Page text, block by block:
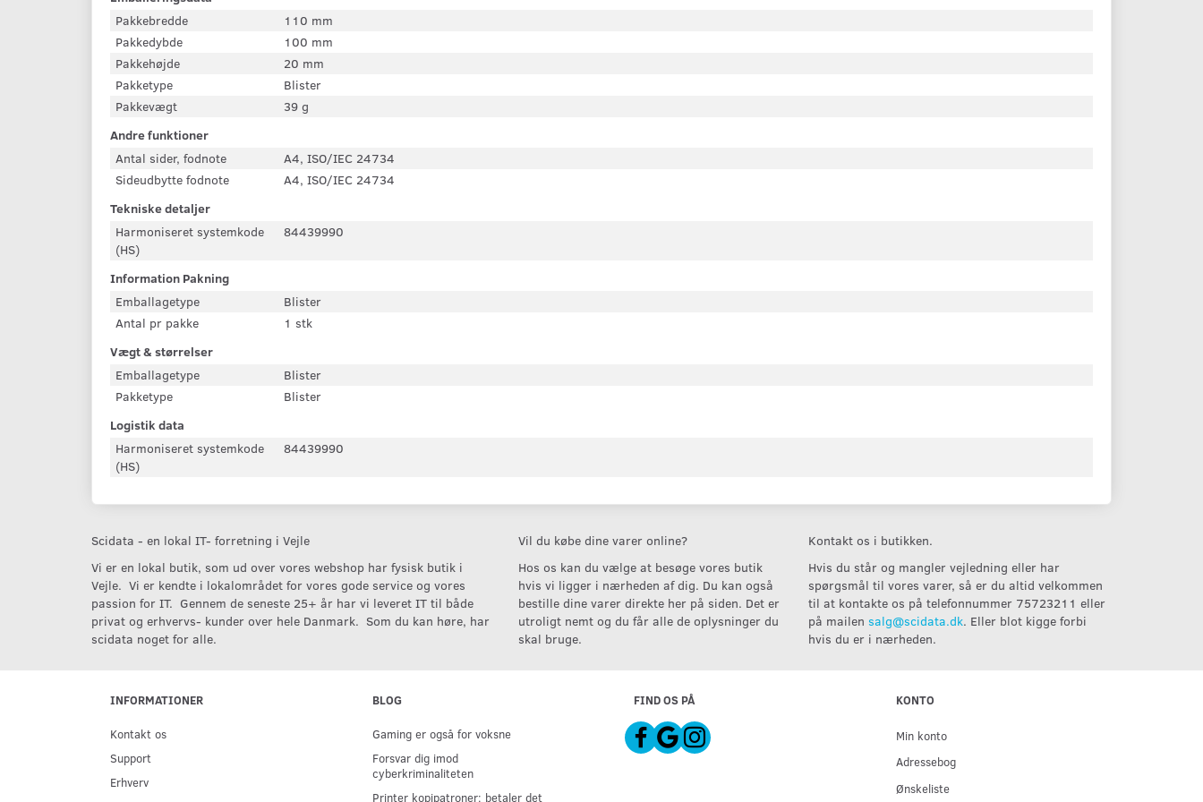
Pakkebredde
110 mm
Pakkedybde
100 mm
Pakkehøjde
20 mm
Pakketype
Blister
Pakkevægt
39 g
Andre funktioner
Antal sider, fodnote
A4, ISO/IEC 24734
Sideudbytte fodnote
A4, ISO/IEC 24734
Tekniske detaljer
Harmoniseret systemkode
(HS)
84439990
Information Pakning
Emballagetype
Blister
Antal pr pakke
1 stk
Vægt & størrelser
Emballagetype
Blister
Pakketype
Blister
Logistik data
Harmoniseret systemkode
(HS)
84439990
Scidata - en lokal IT- forretning i Vejle
Vi er en lokal butik, som ud over vores webshop har fysisk butik i
Vejle. Vi er kendte i lokalområdet for vores gode service og vores
passion for IT. Gennem de seneste 25+ år har vi leveret IT til både
privat og erhvervs- kunder over hele Danmark. Som du kan høre, har
scidata noget for alle.
Vil du købe dine varer online?
Hos os kan du vælge at besøge vores butik
hvis vi ligger i nærheden af dig. Du kan også
bestille dine varer direkte her på siden. Det er
utroligt nemt og du får alle de oplysninger du
skal bruge.
Kontakt os i butikken.
Hvis du står og mangler vejledning eller har
spørgsmål til vores varer, så er du altid velkommen
til at kontakte os på telefonnummer 75723211 eller
på mailen salg@scidata.dk. Eller blot kigge forbi
hvis du er i nærheden.
INFORMATIONER
Kontakt os
Support
Erhverv
BLOG
Gaming er også for voksne
Forsvar dig imod
cyberkriminaliteten
Printer kopipatroner: betaler det
FIND OS PÅ KONTO
Min konto
Adressebog
Ønskeliste